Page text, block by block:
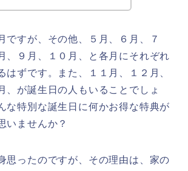
ですが、その他、５月、６月、７
、９月、１０月、と各月にそれぞれ
はずです。また、１１月、１２月、
、が誕生日の人もいることでしょ
な特別な誕生日に何かお得な特典が
いませんか？
思ったのですが、その理由は、家の